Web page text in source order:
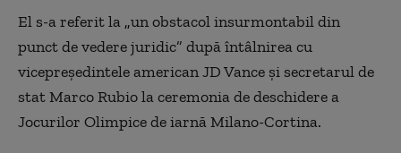
El s-a referit la „un obstacol insurmontabil din
punct de vedere juridic” după întâlnirea cu
vicepreşedintele american JD Vance şi secretarul de
stat Marco Rubio la ceremonia de deschidere a
Jocurilor Olimpice de iarnă Milano-Cortina.